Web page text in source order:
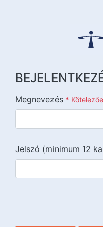
Megnevezés *
Jelszó (minimum 12